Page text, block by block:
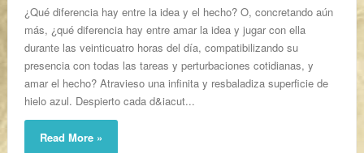
¿Qué diferencia hay entre la idea y el hecho? O, concretando aún
más, ¿qué diferencia hay entre amar la idea y jugar con ella
durante las veinticuatro horas del día, compatibilizando su
presencia con todas las tareas y perturbaciones cotidianas, y
amar el hecho? Atravieso una infinita y resbaladiza superficie de
hielo azul. Despierto cada d&iacut...
Read More »